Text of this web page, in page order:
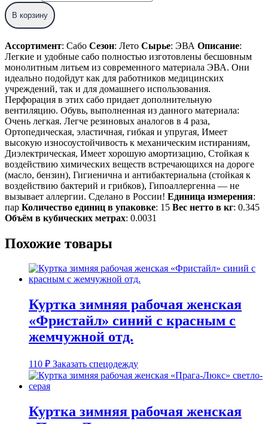
В корзину
Ассортимент: Сабо Сезон: Лето Сырье: ЭВА Описание:
Легкие и удобные сабо полностью изготовлены бесшовным
монолитным литьем из современного материала ЭВА. Они
идеально подойдут как для работников медицинских
учреждений, так и для домашнего использования.
Перфорация в этих сабо придает дополнительную
вентиляцию. Обувь, выполненная из данного материала:
Очень легкая. Легче резиновых аналогов в 4 раза,
Ортопедическая, эластичная, гибкая и упругая, Имеет
высокую износоустойчивость к механическим истираниям,
Диэлектрическая, Имеет хорошую амортизацию, Стойкая к
воздействию химических веществ встречающихся на дороге
(масло, бензин), Гигиенична и антибактериальна (стойкая к
воздействию бактерий и грибков), Гипоаллергенна — не
вызывает аллергии. Сделано в России! Единица измерения:
пар Количество единиц в упаковке: 15 Вес нетто в кг: 0.345
Объём в кубических метрах: 0.0031
Похожие товары
Куртка зимняя рабочая женская
«Фристайл» синий с красным с
жемчужной отд.
110 ₽ Заказать спецодежду
Куртка зимняя рабочая женская